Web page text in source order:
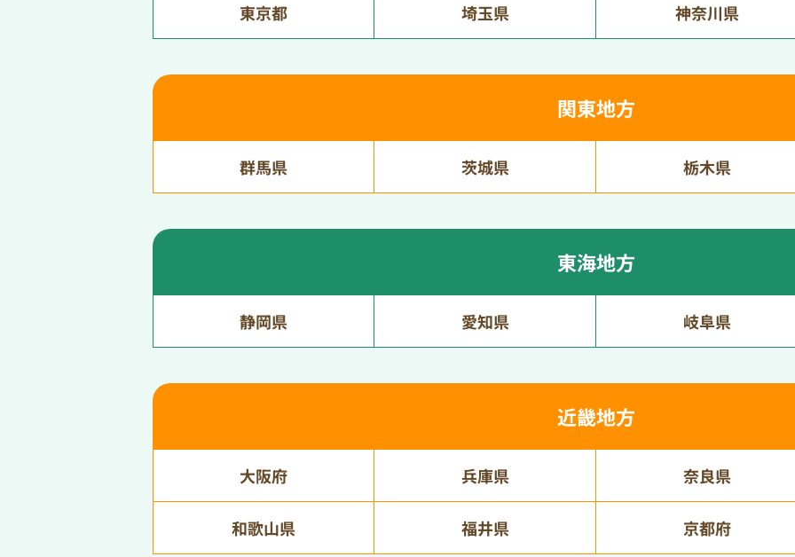
東京都 埼玉県 神奈川県
関東地方
群馬県 茨城県 栃木県
東海地方
静岡県 愛知県 岐阜県
近畿地方
大阪府 兵庫県 奈良県
和歌山県 福井県 京都府